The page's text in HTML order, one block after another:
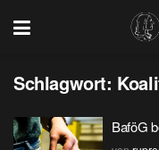
Schlagwort:
BaföG